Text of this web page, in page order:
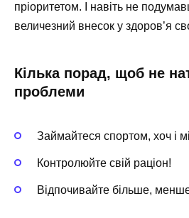
пріоритетом. І навіть не
величезний внесок у здоров’я
Кілька порад, щоб не
проблеми
Займайтеся спортом, хоч і
Контролюйте свій раціон!
Відпочивайте більше,